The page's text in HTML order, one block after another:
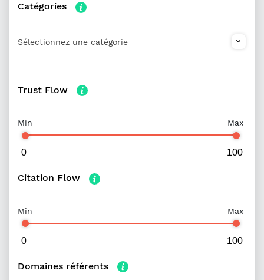
Catégories
Sélectionnez une catégorie
Trust Flow
Min Max
Citation Flow
Min Max
Domaines référents